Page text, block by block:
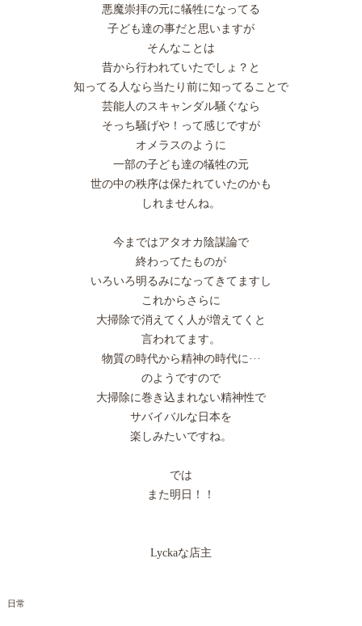
悪魔崇拝の元に犠牲になってる
子ども達の事だと思いますが
そんなことは
昔から行われていたでしょ？と
知ってる人なら当たり前に知ってることで
芸能人のスキャンダル騒ぐなら
そっち騒げや！って感じですが
オメラスのように
一部の子ども達の犠牲の元
世の中の秩序は保たれていたのかも
しれませんね。
今まではアタオカ陰謀論で
終わってたものが
いろいろ明るみになってきてますし
これからさらに
大掃除で消えてく人が増えてくと
言われてます。
物質の時代から精神の時代に···
のようですので
大掃除に巻き込まれない精神性で
サバイバルな日本を
楽しみたいですね。
では
また明日！！
Lyckaな店主
日常